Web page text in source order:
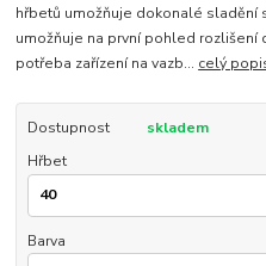
hřbetů umožňuje dokonalé sladění
umožňuje na první pohled rozlišení
potřeba zařízení na vazb... celý
Dostupnost
skladem
Hřbet
Barva